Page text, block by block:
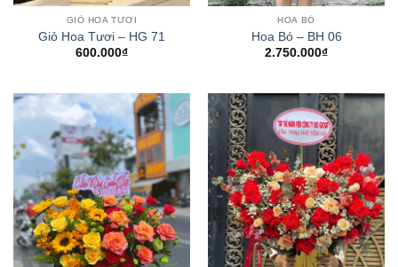
GIỎ HOA TƯƠI
Giỏ Hoa Tươi – HG 71
600.000₫
HOA BÓ
Hoa Bó – BH 06
2.750.000₫